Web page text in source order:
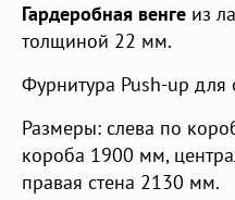
Гардеробная венге из
толщиной 22 мм.
Фурнитура Push-up для
Размеры: слева по
короба 1900 мм,
правая стена 2130 мм.